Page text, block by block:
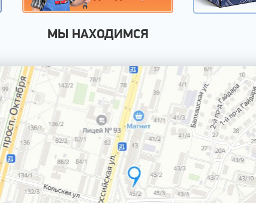
МЫ НАХОДИМСЯ